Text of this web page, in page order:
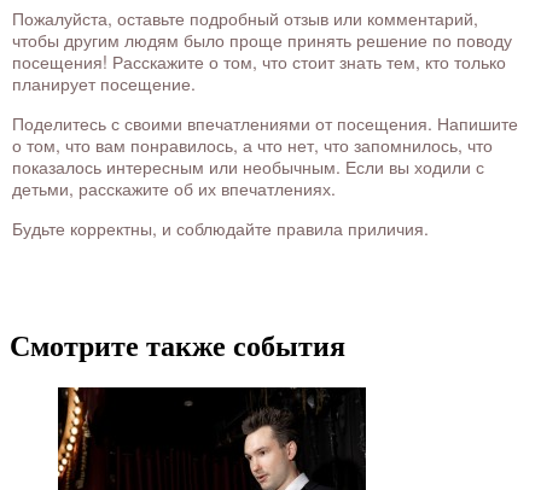
Пожалуйста, оставьте подробный отзыв или комментарий,
чтобы другим людям было проще принять решение по поводу
посещения! Расскажите о том, что стоит знать тем, кто только
планирует посещение.
Поделитесь с своими впечатлениями от посещения. Напишите
о том, что вам понравилось, а что нет, что запомнилось, что
показалось интересным или необычным. Если вы ходили с
детьми, расскажите об их впечатлениях.
Будьте корректны, и соблюдайте правила приличия.
Смотрите также события